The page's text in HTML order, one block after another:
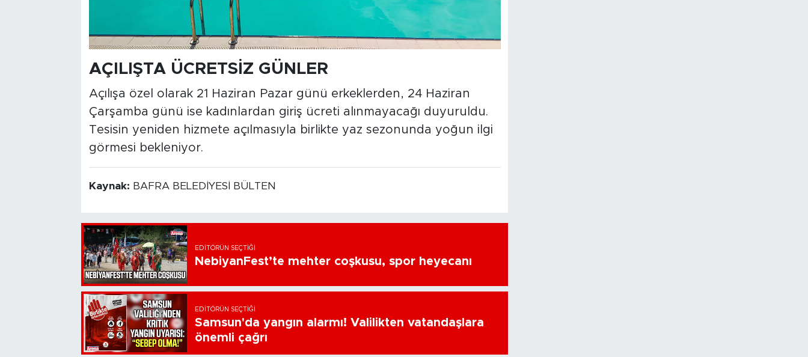
AÇILIŞTA ÜCRETSİZ GÜNLER
Açılışa özel olarak 21 Haziran Pazar günü erkeklerden, 24 Haziran
Çarşamba günü ise kadınlardan giriş ücreti alınmayacağı duyuruldu.
Tesisin yeniden hizmete açılmasıyla birlikte yaz sezonunda yoğun ilgi
görmesi bekleniyor.
Kaynak: BAFRA BELEDİYESİ BÜLTEN
EDITÖRÜN SEÇTIĞI
NebiyanFest’te mehter coşkusu, spor heyecanı
EDITÖRÜN SEÇTIĞI
Samsun'da yangın alarmı! Valilikten vatandaşlara
önemli çağrı